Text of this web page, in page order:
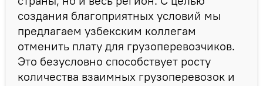
создания благоприятных условий мы
предлагаем узбекским коллегам
отменить плату для грузоперевозчиков.
Это безусловно способствует росту
количества взаимных грузоперевозок и